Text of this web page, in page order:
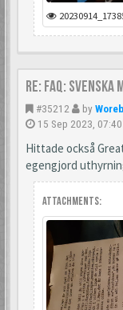
Re: FAQ:
#35212 by
15 Sep 2023, 07:40
Hittade också
egengjord
Attachments: